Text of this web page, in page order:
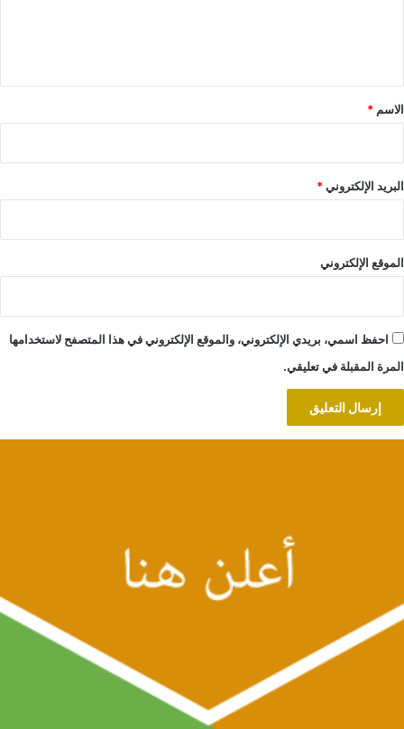
*
الاسم *
البريد الإلكتروني*
الموقع الإلكتروني
احفظ اسمي، بريدي الإلكتروني، والموقع الإلكتروني في هذا المتصفح لاستخدامها
المرة المقبلة في تعليقي.